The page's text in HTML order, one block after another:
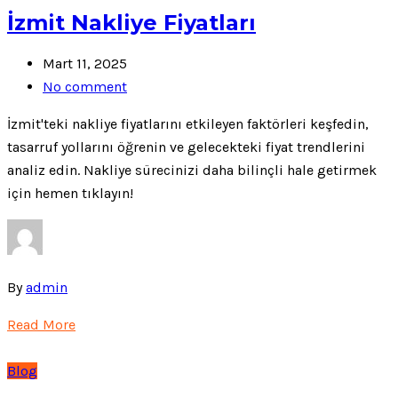
İzmit Nakliye Fiyatları
Mart 11, 2025
No comment
İzmit'teki nakliye fiyatlarını etkileyen faktörleri keşfedin,
tasarruf yollarını öğrenin ve gelecekteki fiyat trendlerini
analiz edin. Nakliye sürecinizi daha bilinçli hale getirmek
için hemen tıklayın!
Byadmin
Read More
Blog